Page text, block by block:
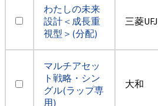
わたしの未来
設計＜成長重
視型＞(分配)
三菱UFJ
マルチアセッ
ト戦略・シン
グル(ラップ専
用)
大和